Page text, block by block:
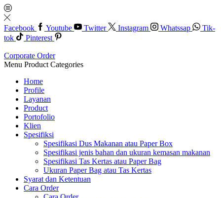
Facebook Youtube Twitter Instagram Whatssap
Tik-
tok
Pinterest
Corporate Order
Menu Product Categories
Home
Profile
Layanan
Product
Portofolio
Klien
Spesifiksi
Spesifikasi Dus Makanan atau Paper Box
Spesifikasi jenis bahan dan ukuran kemasan makanan
Spesifikasi Tas Kertas atau Paper Bag
Ukuran Paper Bag atau Tas Kertas
Syarat dan Ketentuan
Cara Order